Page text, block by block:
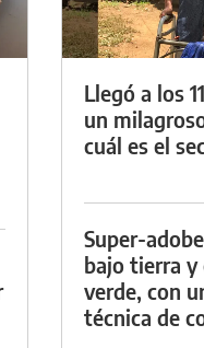
Llegó a los
un
cuál es el
Super-
bajo tierra y
verde, con
técnica de